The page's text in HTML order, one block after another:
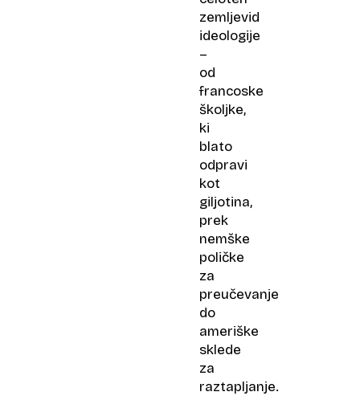
zemljevid
ideologije
–
od
francoske
školjke,
ki
blato
odpravi
kot
giljotina,
prek
nemške
poličke
za
preučevanje
do
ameriške
sklede
za
raztapljanje.